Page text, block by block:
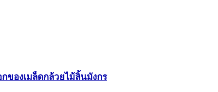
ของเมล็ดกล้วยไม้ลิ้นมังกร